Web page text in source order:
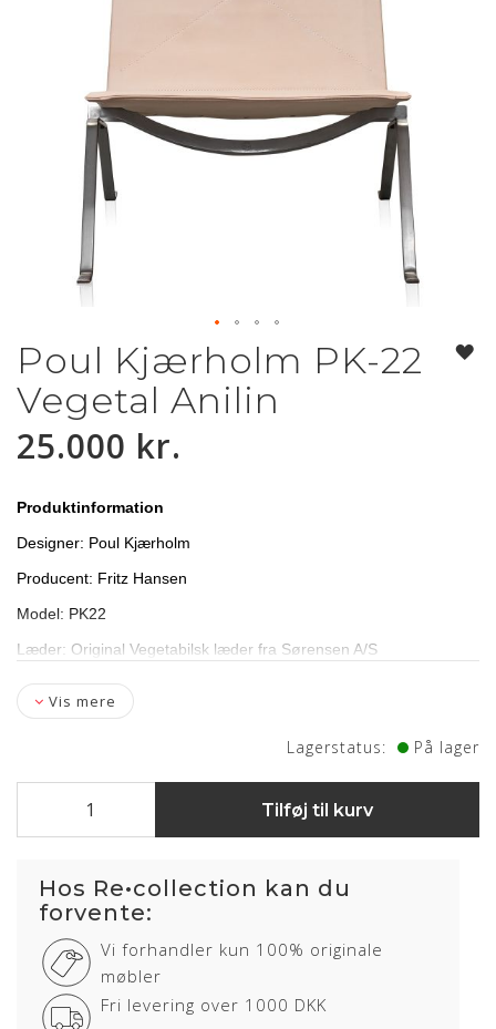
Gå
til
starten
af
billedgalleriet
Poul Kjærholm PK-22
Vegetal Anilin
25.000 kr.
Produktinformation
Designer: Poul Kjærholm
Producent: Fritz Hansen
Model: PK22
Læder: Original Vegetabilsk læder fra Sørensen A/S
Stand: Renoveret/ nypolstret
Showroom: Egå
Anilin læder er en eksklusiv lædertype, hvor råvarer fra kun
det bedste sorteringsniveau er anvendt. Anilin læder har
ingen eller kun en ganske let overfladebehandling.
Læderet har en naturlig rå, blød og åndbar overflade som
bidrager til en fremragende siddekomfort samt det
Vis mere
Lagerstatus: På lager
Tilføj til kurv
Hos Re•collection kan du
forvente:
Vi forhandler kun 100% originale
møbler
Fri levering over 1000 DKK